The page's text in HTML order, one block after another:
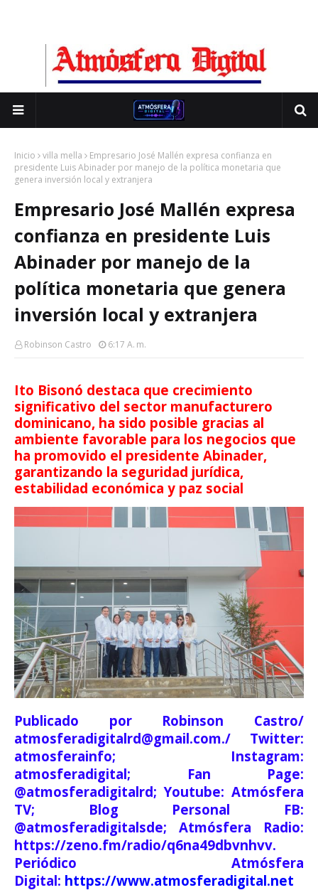
Inicio villa mella
Empresario José Mallén expresa confianza en
presidente Luis Abinader por manejo de la política monetaria que
genera inversión local y extranjera
Empresario José Mallén expresa
confianza en presidente Luis
Abinader por manejo de la
política monetaria que genera
inversión local y extranjera
Robinson Castro 6:17 A. M.
Ito Bisonó destaca que crecimiento
significativo del sector manufacturero
dominicano, ha sido posible gracias al
ambiente favorable para los negocios que
ha promovido el presidente Abinader,
garantizando la seguridad jurídica,
estabilidad económica y paz social
Publicado por Robinson Castro/
atmosferadigitalrd@gmail.com./ Twitter:
atmosferainfo; Instagram:
atmosferadigital; Fan Page:
@atmosferadigitalrd; Youtube: Atmósfera
TV; Blog Personal FB:
@atmosferadigitalsde; Atmósfera Radio:
https://zeno.fm/radio/q6na49dbvnhvv.
Periódico Atmósfera
Digital: https://www.atmosferadigital.net